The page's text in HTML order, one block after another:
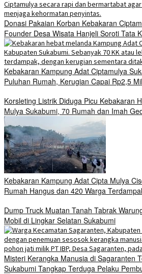
Donasi Pakaian Korban Kebakaran
Founder Desa Wisata Hanjeli Soroti Tata
Kebakaran Kampung Adat Ciptamulya
Puluhan Rumah, Kerugian Capai Rp2,5
Korsleting Listrik Diduga Picu Kebakaran
Mulya Sukabumi, 70 Rumah dan Imah
Kebakaran Kampung Adat Cipta Mulya
Rumah Hangus dan 420 Warga
Dump Truck Muatan Tanah Tabrak
Mobil di Lingkar Selatan Sukabumi
Misteri Kerangka Manusia di Sagaranten
Sukabumi Tangkap Terduga Pelaku